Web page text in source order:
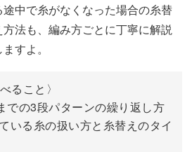
途中で糸がなくなった場合の糸替
方法も、編み方ごとに丁寧に解説
ますよ。
ること〉
での3段パターンの繰り返し方
いる糸の扱い方と糸替えのタイ